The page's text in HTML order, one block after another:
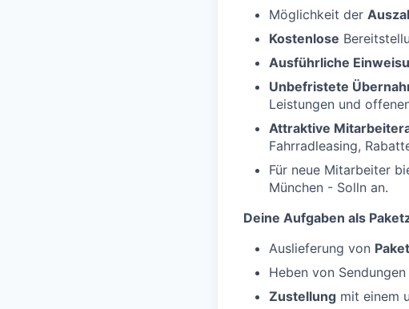
Möglichkeit der
Kostenlose
Ausführliche
Unbefristete
Leistungen und
Attraktive
Fahrradleasing,
Für neue Mitarbeiter
München - Solln an.
Deine Aufgaben als
Auslieferung von
Heben von
Zustellung mit einem